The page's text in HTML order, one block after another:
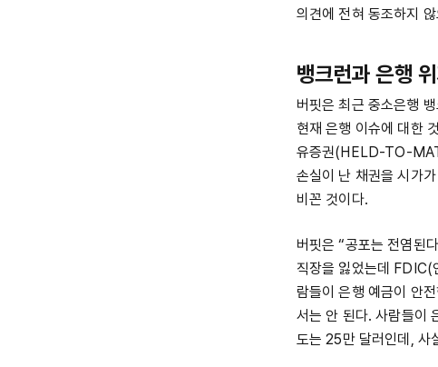
의견에 전혀 동조하지
뱅크런과 은행 위
버핏은 최근 중소은행
현재 은행 이슈에 대한
유증권(HELD-TO-
손실이 난 채권을 시가
비꼰 것이다.
버핏은 “공포는 전염된
직장을 잃었는데 FDIC(
람들이 은행 예금이 안
서는 안 된다. 사람들이
도는 25만 달러인데, 사